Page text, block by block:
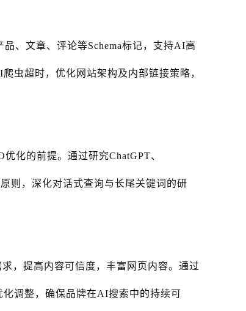
、文章、评论等Schema标记，支持AI高
虫超时，优化网站架构及内部链接策略，
化的前提。通过研究ChatGPT、
则，深化对话式查询与长尾关键词的研
，提高内容可信度，丰富网页内容。通过
调整，确保品牌在AI搜索中的持续可